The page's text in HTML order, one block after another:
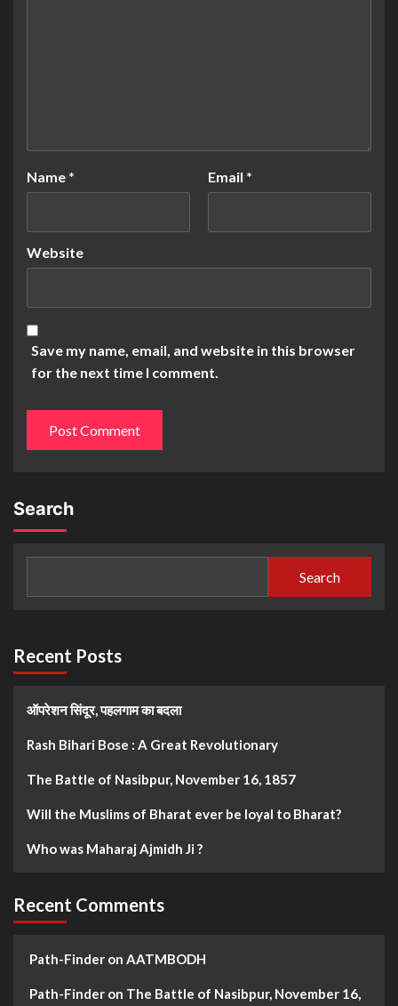
Name * Email *
Website
Save my name, email, and website in this browser
for the next time I comment.
Search
Search
Recent Posts
ऑपरेशन सिंदूर, पहलगाम का बदला
Rash Bihari Bose : A Great Revolutionary
The Battle of Nasibpur, November 16, 1857
Will the Muslims of Bharat ever be loyal to Bharat?
Who was Maharaj Ajmidh Ji ?
Recent Comments
Path-Finder on AATMBODH
Path-Finder on The Battle of Nasibpur, November 16,